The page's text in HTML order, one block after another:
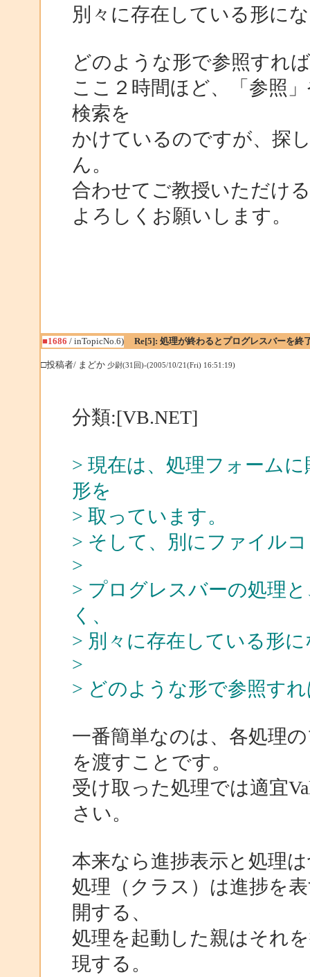
別々に存在している形に
どのような形で参照すれ
ここ２時間ほど、「参照
検索を
かけているのですが、探
ん。
合わせてご教授いただけ
よろしくお願いします。
■1686 / inTopicNo.6) Re[5]: 処理が終わるとプログレスバーを終
□投稿者/ まどか 少尉(31回)-(2005/10/21(Fri) 16:51:19)
分類:[VB.NET]
> 現在は、処理フォーム
形を
> 取っています。
> そして、別にファイル
>
> プログレスバーの処理
く、
> 別々に存在している形
>
> どのような形で参照す
一番簡単なのは、各処理
を渡すことです。
受け取った処理では適宜
さい。
本来なら進捗表示と処理
処理（クラス）は進捗を
開する、
処理を起動した親はそれ
現する。